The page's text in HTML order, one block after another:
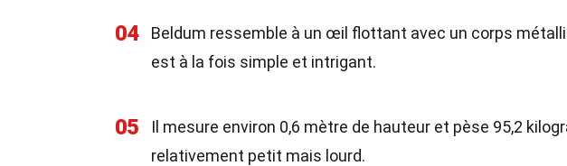
04
Beldum ressemble à un œil flottant avec un corps
est à la fois simple et intrigant.
05
Il mesure environ 0,6 mètre de hauteur et pèse 95,2
relativement petit mais lourd.